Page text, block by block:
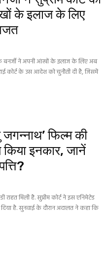
के इलाज के लिए
ने अपनी आंखों के इलाज के लिए अब
कोर्ट के उस आदेश को चुनौती दी है, जिसमें
जगन्नाथ’ फिल्म की
इनकार, जानें
राहत मिली है. सुप्रीम कोर्ट ने इस एनिमेटेड
है. सुनवाई के दौरान अदालत ने कहा कि